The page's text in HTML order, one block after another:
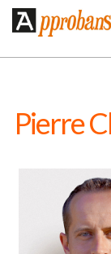
Pierre